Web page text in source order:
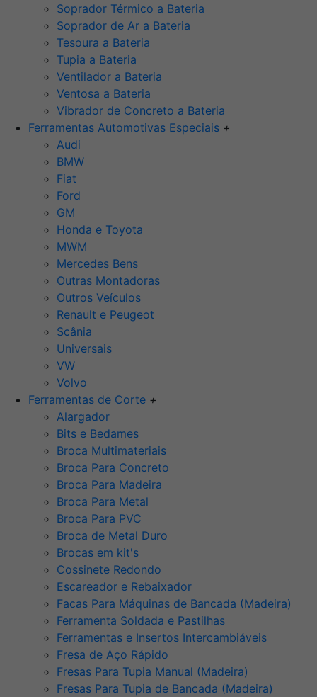
Soprador Térmico a Bateria
Soprador de Ar a Bateria
Tesoura a Bateria
Tupia a Bateria
Ventilador a Bateria
Ventosa a Bateria
Vibrador de Concreto a Bateria
Ferramentas Automotivas Especiais +
Audi
BMW
Fiat
Ford
GM
Honda e Toyota
MWM
Mercedes Bens
Outras Montadoras
Outros Veículos
Renault e Peugeot
Scânia
Universais
VW
Volvo
Ferramentas de Corte +
Alargador
Bits e Bedames
Broca Multimateriais
Broca Para Concreto
Broca Para Madeira
Broca Para Metal
Broca Para PVC
Broca de Metal Duro
Brocas em kit's
Cossinete Redondo
Escareador e Rebaixador
Facas Para Máquinas de Bancada (Madeira)
Ferramenta Soldada e Pastilhas
Ferramentas e Insertos Intercambiáveis
Fresa de Aço Rápido
Fresas Para Tupia Manual (Madeira)
Fresas Para Tupia de Bancada (Madeira)